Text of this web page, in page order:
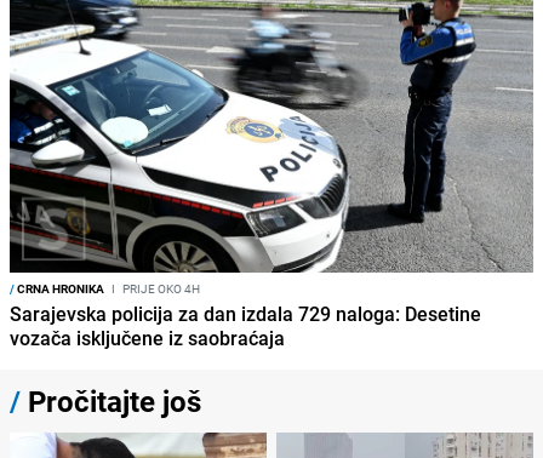
/CRNA HRONIKA I PRIJE OKO 4H
Sarajevska policija za dan izdala 729 naloga: Desetine
vozača isključene iz saobraćaja
/ Pročitajte još